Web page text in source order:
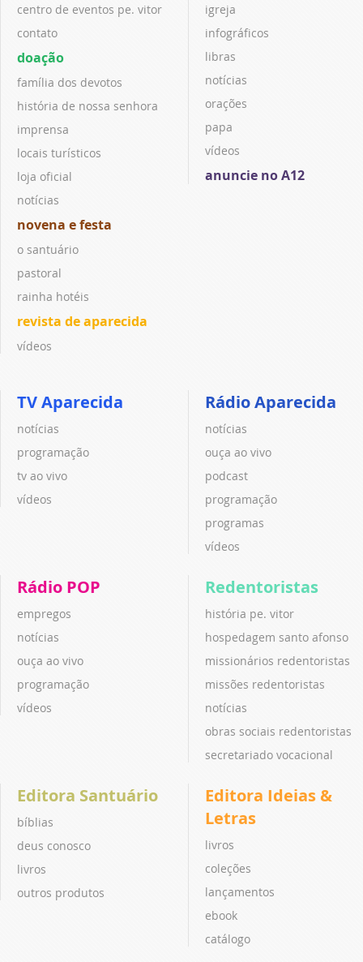
centro de eventos pe. vitor
contato
doação
família dos devotos
história de nossa senhora
imprensa
locais turísticos
loja oficial
notícias
novena e festa
o santuário
pastoral
rainha hotéis
revista de aparecida
vídeos
igreja
infográficos
libras
notícias
orações
papa
vídeos
anuncie no A12
TV Aparecida
notícias
programação
tv ao vivo
vídeos
Rádio Aparecida
notícias
ouça ao vivo
podcast
programação
programas
vídeos
Rádio POP
empregos
notícias
ouça ao vivo
programação
vídeos
Redentoristas
história pe. vitor
hospedagem santo afonso
missionários redentoristas
missões redentoristas
notícias
obras sociais redentoristas
secretariado vocacional
Editora Santuário
bíblias
deus conosco
livros
outros produtos
Editora Ideias &
Letras
livros
coleções
lançamentos
ebook
catálogo